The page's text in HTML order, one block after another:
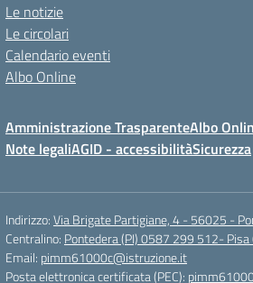
Le notizie
Le circolari
Calendario eventi
Albo Online
Amministrazione TrasparenteAlbo
Note legaliAGID - accessibilitàSicurezza
Indirizzo:Via Brigate Partigiane, 4 - 56025 -
Centralino: Pontedera (PI) 0587 299 512-
Email: pimm61000c@istruzione.it
Posta elettronica certificata (PEC):